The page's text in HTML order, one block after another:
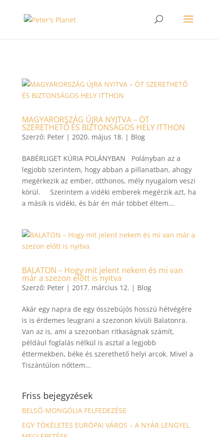
MAGYARORSZÁG ÚJRA NYITVA – ÖT
SZERETHETŐ ÉS BIZTONSÁGOS HELY ITTHON
Szerző: Peter| 2020. május 18. | Blog
BABÉRLIGET KÚRIA POLÁNYBAN Polányban az a
legjobb szerintem, hogy abban a pillanatban, ahogy
megérkezik az ember, otthonos, mély nyugalom veszi
körül. Szerintem a vidéki emberek megérzik azt, ha
a másik is vidéki, és bár én már többet éltem...
BALATON – Hogy mit jelent nekem és mi van
már a szezon előtt is nyitva
Szerző: Peter| 2017. március 12. | Blog
Akár egy napra de egy összebújós hosszú hétvégére
is is érdemes leugrani a szezonon kívüli Balatonra.
Van az is, ami a szezonban ritkaságnak számít,
például foglalás nélkül is asztal a legjobb
éttermekben, béke és szerethető helyi arcok. Mivel a
Tiszántúlon nőttem...
Friss bejegyzések
BELSŐ-MONGÓLIA FELFEDEZÉSE
EGY TÖKÉLETES EURÓPAI VÁROS – A NYÁR LENGYEL